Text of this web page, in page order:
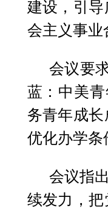
建设，引
会主义事业
会议要
蓝：中美
务青年成
优化办学条
会议指
续发力，